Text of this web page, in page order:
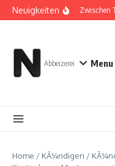
Zum Inhalt springen
Neuigkeiten Zwischen
Abbeizerei Menu
Home / KÃ¼ndigen /